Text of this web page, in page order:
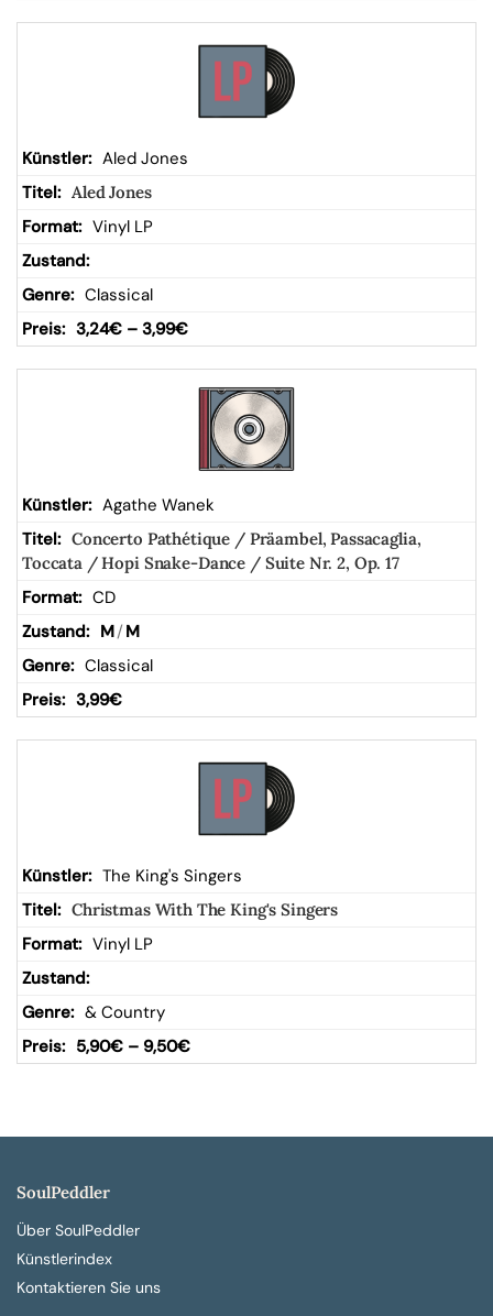
Aled Jones
Aled Jones
Vinyl LP
Classical
3,24€ – 3,99€
Agathe Wanek
Concerto Pathétique / Präambel, Passacaglia,
Toccata / Hopi Snake-Dance / Suite Nr. 2, Op. 17
CD
M/ M
Classical
3,99€
The King's Singers
Christmas With The King's Singers
Vinyl LP
& Country
5,90€ – 9,50€
SoulPeddler
Über SoulPeddler
Künstlerindex
Kontaktieren Sie uns